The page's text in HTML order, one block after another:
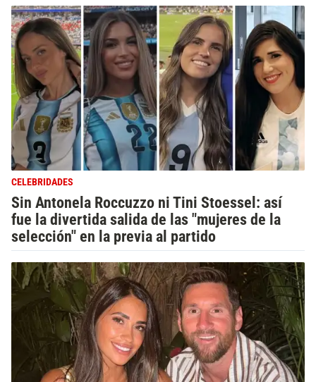
CELEBRIDADES
Sin Antonela Roccuzzo ni Tini Stoessel: así
fue la divertida salida de las "mujeres de la
selección" en la previa al partido